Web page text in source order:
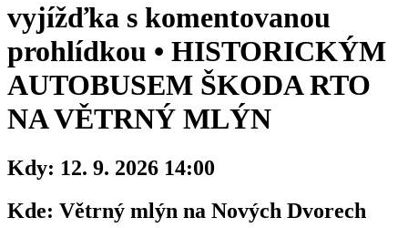
vyjížďka s komentovanou
prohlídkou • HISTORICKÝM
AUTOBUSEM ŠKODA RTO
NA VĚTRNÝ MLÝN
Kdy: 12. 9. 2026 14:00
Kde: Větrný mlýn na Nových Dvorech